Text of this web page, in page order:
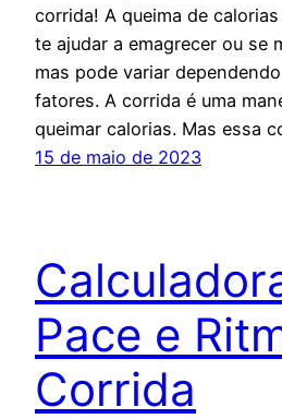
corrida! A queima de
te ajudar a emagrecer ou se
mas pode variar
fatores. A corrida é uma
queimar calorias. Mas essa
15 de maio de 2023
Pace e
Corrida